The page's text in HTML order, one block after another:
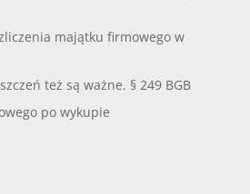
majątku firmowego w
też są ważne. § 249 BGB
po wykupie